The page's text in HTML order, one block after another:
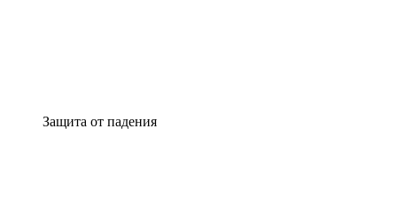
Защита от падения